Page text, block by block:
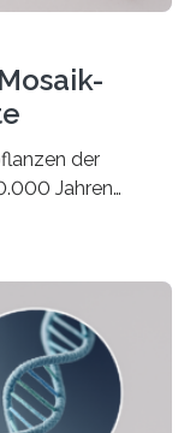
der
Jahren
Studie eines
die heutige
im
hervorgegangen
Die